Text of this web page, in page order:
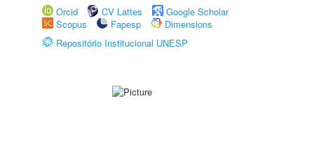
Orcid
CV Lattes
Google Scholar
Scopus
Fapesp
Dimensions
Repositório Institucional UNESP